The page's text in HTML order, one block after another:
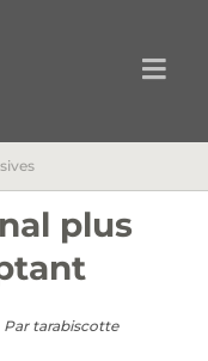
plus
Par tarabiscotte